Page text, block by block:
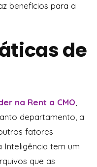
benefícios para a
de
na Rent a CMO
departamento, a
fatores
Inteligência tem um
que as